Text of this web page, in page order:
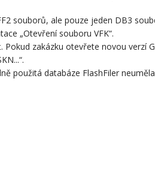
souborů, ale pouze jeden DB3
„Otevření souboru VFK“.
zakázku otevřete novou verzí
použitá databáze FlashFiler